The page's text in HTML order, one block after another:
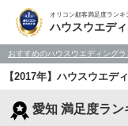
オリコン顧客満足度ランキ
ハウスウエデ
おすすめのハウスウエディング
【2017年】ハウスウエデ
愛知 満足度ラン